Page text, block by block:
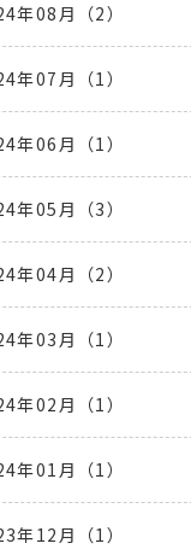
年08月（2）
年07月（1）
年06月（1）
年05月（3）
年04月（2）
年03月（1）
年02月（1）
年01月（1）
年12月（1）